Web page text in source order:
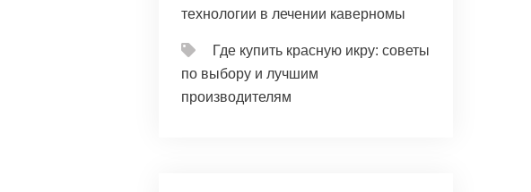
технологии в лечении каверномы
Где купить красную икру: советы
по выбору и лучшим
производителям